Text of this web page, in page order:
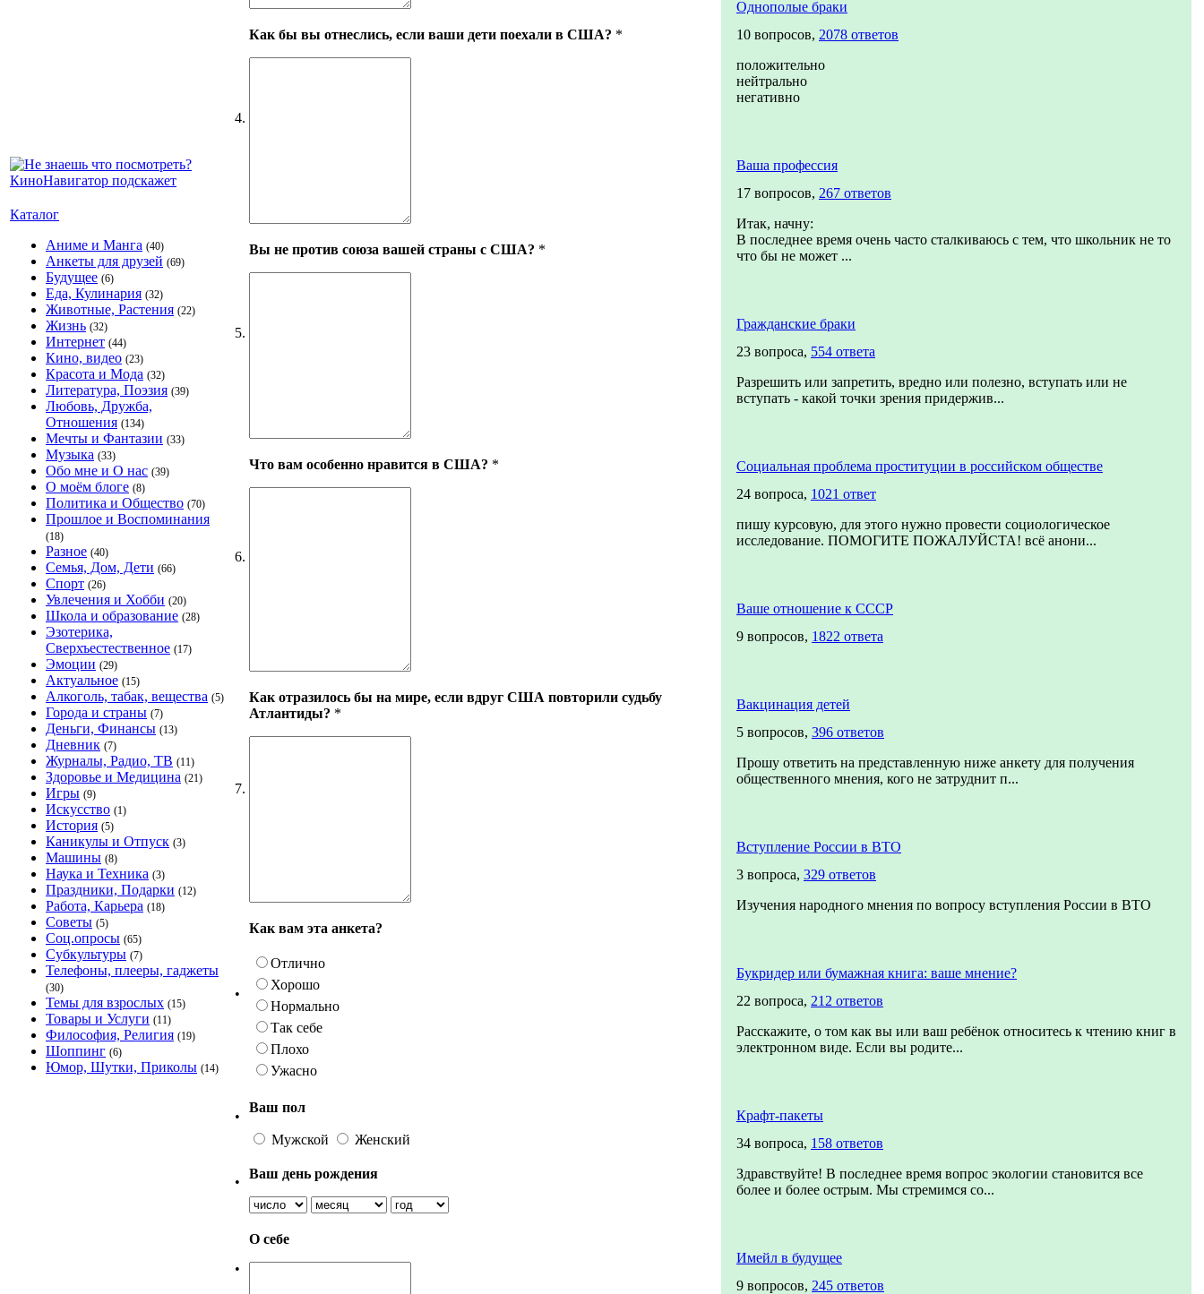
Каталог
Аниме и Манга (40)
Анкеты для друзей (69)
Будущее (6)
Еда, Кулинария (32)
Животные, Растения (22)
Жизнь (32)
Интернет (44)
Кино, видео (23)
Красота и Мода (32)
Литература, Поэзия (39)
Любовь, Дружба,
Отношения (134)
Мечты и Фантазии (33)
Музыка (33)
Обо мне и О нас (39)
О моём блоге (8)
Политика и Общество (70)
Прошлое и Воспоминания
(18)
Разное (40)
Семья, Дом, Дети (66)
Спорт (26)
Увлечения и Хобби (20)
Школа и образование (28)
Эзотерика,
Сверхъестественное (17)
Эмоции (29)
Актуальное (15)
Алкоголь, табак, вещества (5)
Города и страны (7)
Деньги, Финансы (13)
Дневник (7)
Журналы, Радио, ТВ (11)
Здоровье и Медицина (21)
Игры (9)
Искусство (1)
История (5)
Каникулы и Отпуск (3)
Машины (8)
Наука и Техника (3)
Праздники, Подарки (12)
Работа, Карьера (18)
Советы (5)
Соц.опросы (65)
Субкультуры (7)
Телефоны, плееры, гаджеты
(30)
Темы для взрослых (15)
Товары и Услуги (11)
Философия, Религия (19)
Шоппинг (6)
Юмор, Шутки, Приколы (14)
4.
Как бы вы отнеслись, если ваши дети поехали в США? *
5.
Вы не против союза вашей страны с США? *
6.
Что вам особенно нравится в США? *
7.
Как отразилось бы на мире, если вдруг США повторили судьбу
Атлантиды? *
•
Как вам эта анкета?
Отлично
Хорошо
Нормально
Так себе
Плохо
Ужасно
•
Ваш пол
Мужской Женский
•
Ваш день рождения
•
О себе
Однополые браки
10 вопросов, 2078 ответов
положительно
нейтрально
негативно
Ваша профессия
17 вопросов, 267 ответов
Итак, начну:
В последнее время очень часто сталкиваюсь с тем, что школьник не то
что бы не может ...
Гражданские браки
23 вопроса, 554 ответа
Разрешить или запретить, вредно или полезно, вступать или не
вступать - какой точки зрения придержив...
Социальная проблема проституции в российском обществе
24 вопроса, 1021 ответ
пишу курсовую, для этого нужно провести социологическое
исследование. ПОМОГИТЕ ПОЖАЛУЙСТА! всё анони...
Ваше отношение к СССР
9 вопросов, 1822 ответа
Вакцинация детей
5 вопросов, 396 ответов
Прошу ответить на представленную ниже анкету для получения
общественного мнения, кого не затруднит п...
Вступление России в ВТО
3 вопроса, 329 ответов
Изучения народного мнения по вопросу вступления России в ВТО
Букридер или бумажная книга: ваше мнение?
22 вопроса, 212 ответов
Расскажите, о том как вы или ваш ребёнок относитесь к чтению книг в
электронном виде. Если вы родите...
Крафт-пакеты
34 вопроса, 158 ответов
Здравствуйте! В последнее время вопрос экологии становится все
более и более острым. Мы стремимся со...
Имейл в будущее
9 вопросов, 245 ответов